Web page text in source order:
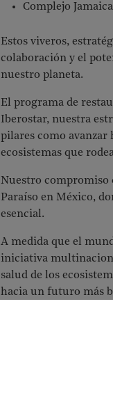
Complejo
Estos viveros,
colaboración y el
nuestro planeta.
El programa de
Iberostar, nuestra
pilares como avanzar
ecosistemas que
Nuestro compromiso
Paraíso en México,
esencial.
A medida que el
iniciativa
salud de los
hacia un futuro más